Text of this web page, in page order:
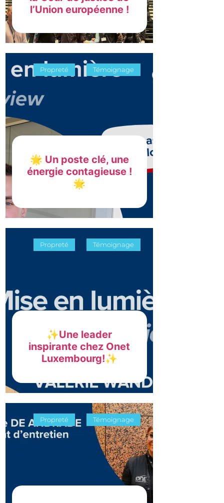
l’Union européenne !
Propreté Témoignage
🌟 Un poste clé, une
énergie contagieuse !
🌟
Propreté Témoignage
✨Une leader
inspirante chez Onet
Luxembourg!✨
Propreté Témoignage